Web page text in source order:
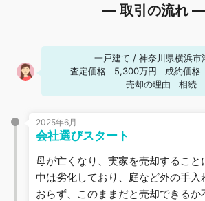
― 取引の流れ ―
一戸建て / 神奈川県横浜市
査定価格
5,300万円 成約価格
売却の理由
相続
2025年6月
会社選びスタート
母が亡くなり、実家を売却すること
中は劣化しており、庭など外の手入
おらず、このままだと売却できるか